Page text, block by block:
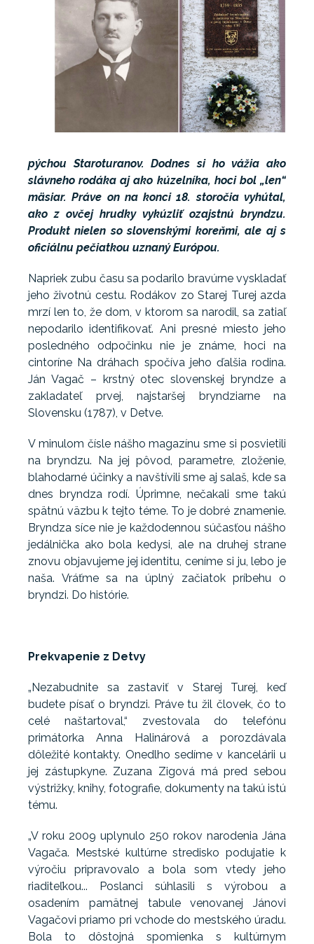
pýchou Staroturanov. Dodnes si ho vážia ako
slávneho rodáka aj ako kúzelníka, hoci bol „len“
mäsiar. Práve on na konci 18. storočia vyhútal,
ako z ovčej hrudky vykúzliť ozajstnú bryndzu.
Produkt nielen so slovenskými koreňmi, ale aj s
oficiálnu pečiatkou uznaný Európou.
Napriek zubu času sa podarilo bravúrne vyskladať
jeho životnú cestu. Rodákov zo Starej Turej azda
mrzí len to, že dom, v ktorom sa narodil, sa zatiaľ
nepodarilo identifikovať. Ani presné miesto jeho
posledného odpočinku nie je známe, hoci na
cintoríne Na dráhach spočíva jeho ďalšia rodina.
Ján Vagač – krstný otec slovenskej bryndze a
zakladateľ prvej, najstaršej bryndziarne na
Slovensku (1787), v Detve.
V minulom čísle nášho magazínu sme si posvietili
na bryndzu. Na jej pôvod, parametre, zloženie,
blahodarné účinky a navštívili sme aj salaš, kde sa
dnes bryndza rodí. Úprimne, nečakali sme takú
spätnú väzbu k tejto téme. To je dobré znamenie.
Bryndza síce nie je každodennou súčasťou nášho
jedálnička ako bola kedysi, ale na druhej strane
znovu objavujeme jej identitu, ceníme si ju, lebo je
naša. Vráťme sa na úplný začiatok príbehu o
bryndzi. Do histórie.
Prekvapenie z Detvy
„Nezabudnite sa zastaviť v Starej Turej, keď
budete písať o bryndzi. Práve tu žil človek, čo to
celé naštartoval,“ zvestovala do telefónu
primátorka Anna Halinárová a porozdávala
dôležité kontakty. Onedlho sedíme v kancelárii u
jej zástupkyne. Zuzana Zigová má pred sebou
výstrižky, knihy, fotografie, dokumenty na takú istú
tému.
„V roku 2009 uplynulo 250 rokov narodenia Jána
Vagača. Mestské kultúrne stredisko podujatie k
výročiu pripravovalo a bola som vtedy jeho
riaditeľkou... Poslanci súhlasili s výrobou a
osadením pamätnej tabule venovanej Jánovi
Vagačovi priamo pri vchode do mestského úradu.
Bola to dôstojná spomienka s kultúrnym